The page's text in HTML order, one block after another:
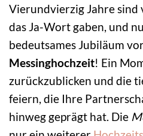
Vierundvierzig Jahre sind
das Ja-Wort gaben, und
bedeutsames Jubiläum
Messinghochzeit! Ein
zurückzublicken und die
feiern, die Ihre
hinweg geprägt hat. Die